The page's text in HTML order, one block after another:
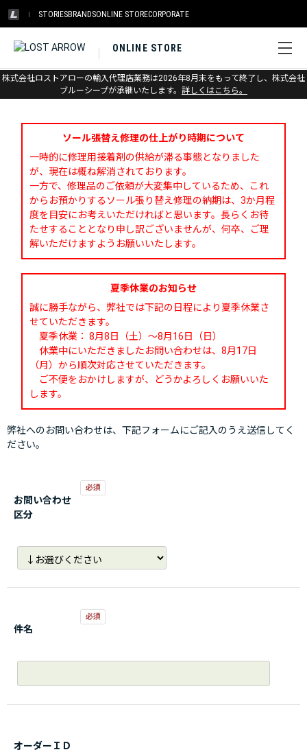
STORIESBRANDSONLINE STORECORPORATE
ONLINE STORE
株式会社ロストアローの輸入代理店業務は2026年8月末をもって終了し、株式会社
ブルーシープが承継いたします。 詳しくはこちら。
お問い合わせ
ソール張替え修理の仕上がり時期について
一時的に修理用接着剤の供給が滞る事態となりました
が、現在は概ね解消されております。
一方で、修理品のご依頼が大変集中しているため、これ
からお預かりするソール張り替え修理の納期は、3か月程
度を目安にお考えいただければと思います。長らくお待
たせすることとなり申し訳ございませんが、何卒、ご理
解いただけますようお願いいたします。
夏季休業のお知らせ
誠に勝手ながら、弊社では下記の日程により夏季休業さ
せていただきます。
夏季休業： 8月8日（土）～8月16日（日）
休業中にいただきましたお問い合わせは、8月17日
（月）から順次対応させていただきます。
ご不便をおかけしますが、どうかよろしくお願いいた
します。
弊社へのお問い合わせは、下記フォームにご記入のうえ送信してく
ださい。
お問い合わせ
区分
件名
オーダーＩＤ